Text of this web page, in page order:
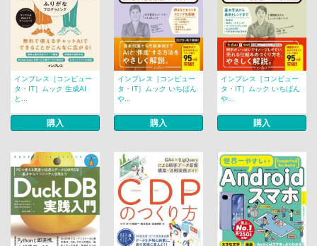
インプレス［コンピュー
タ・IT］ムック 生成AI
と...
購入
インプレス［コンピュー
タ・IT］ムック いちばん
や...
購入
インプレス［コンピュー
タ・IT］ムック いちばん
や...
購入